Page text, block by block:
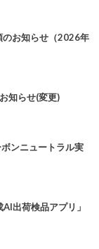
のお知らせ（2026年
知らせ(変更)
ンニュートラル実
出荷検品アプリ」